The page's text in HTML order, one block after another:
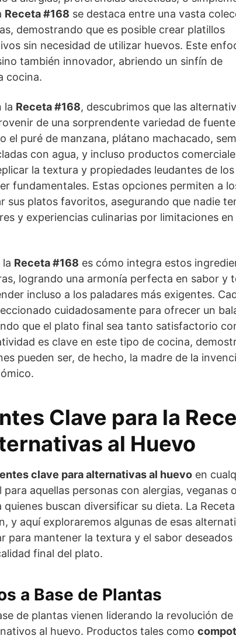
Receta #168 se destaca entre una vasta
demostrando que es posible crear platillos
sin necesidad de utilizar huevos. Este
también innovador, abriendo un sinfín de
cocina.
la Receta #168, descubrimos que las
de una sorprendente variedad de
el puré de manzana, plátano machacado,
con agua, y incluso productos
la textura y propiedades leudantes de los
fundamentales. Estas opciones permiten a
sus platos favoritos, asegurando que nadie
y experiencias culinarias por limitaciones en
Receta #168 es cómo integra estos
logrando una armonía perfecta en sabor y
incluso a los paladares más exigentes.
cuidadosamente para ofrecer un
que el plato final sea tanto satisfactorio
es clave en este tipo de cocina,
pueden ser, de hecho, la madre de la
Clave para la
al Huevo
clave para alternativas al huevo en
para aquellas personas con alergias, veganas o
quienes buscan diversificar su dieta. La
y aquí exploraremos algunas de esas
para mantener la textura y el sabor deseados
final del plato.
a Base de Plantas
de plantas vienen liderando la revolución de
al huevo. Productos tales como